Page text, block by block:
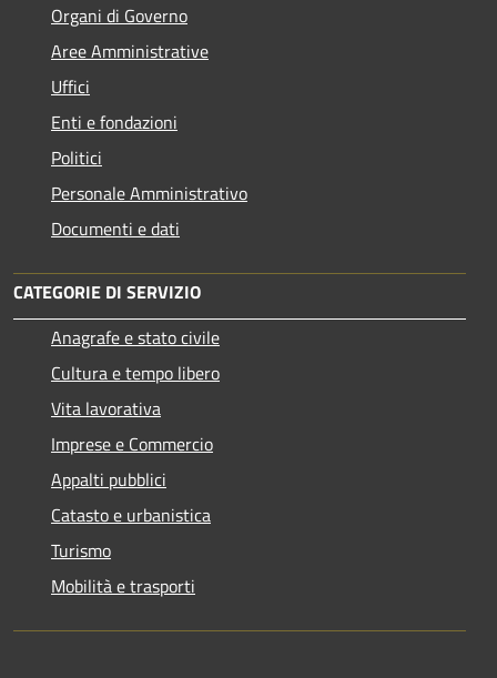
Organi di Governo
Aree Amministrative
Uffici
Enti e fondazioni
Politici
Personale Amministrativo
Documenti e dati
CATEGORIE DI SERVIZIO
Anagrafe e stato civile
Cultura e tempo libero
Vita lavorativa
Imprese e Commercio
Appalti pubblici
Catasto e urbanistica
Turismo
Mobilità e trasporti